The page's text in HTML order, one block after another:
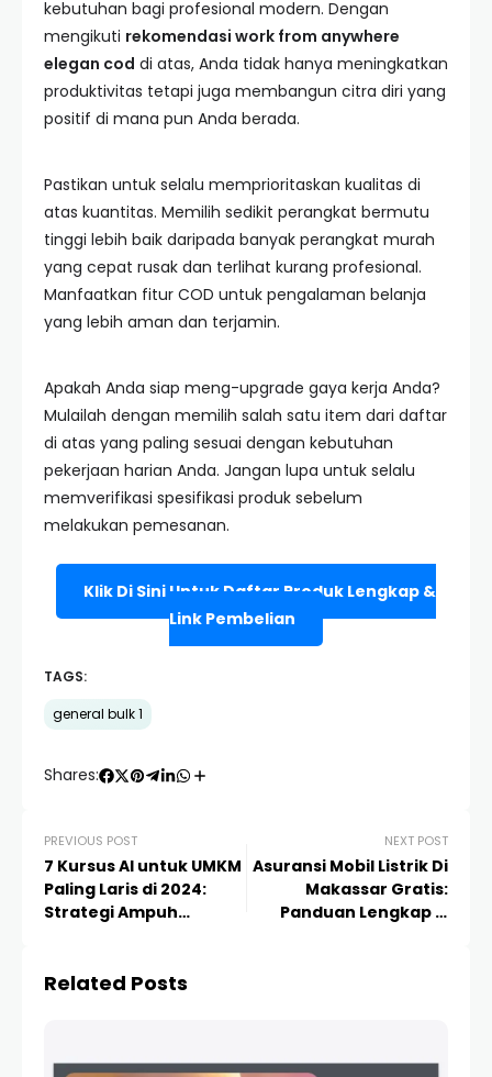
kebutuhan bagi profesional modern. Dengan
mengikuti rekomendasi work from anywhere
elegan cod di atas, Anda tidak hanya meningkatkan
produktivitas tetapi juga membangun citra diri yang
positif di mana pun Anda berada.
Pastikan untuk selalu memprioritaskan kualitas di
atas kuantitas. Memilih sedikit perangkat bermutu
tinggi lebih baik daripada banyak perangkat murah
yang cepat rusak dan terlihat kurang profesional.
Manfaatkan fitur COD untuk pengalaman belanja
yang lebih aman dan terjamin.
Apakah Anda siap meng-upgrade gaya kerja Anda?
Mulailah dengan memilih salah satu item dari daftar
di atas yang paling sesuai dengan kebutuhan
pekerjaan harian Anda. Jangan lupa untuk selalu
memverifikasi spesifikasi produk sebelum
melakukan pemesanan.
Klik Di Sini Untuk Daftar Produk Lengkap &
Link Pembelian
TAGS:
general bulk 1
Shares:
PREVIOUS POST
7 Kursus AI untuk UMKM
Paling Laris di 2024:
Strategi Ampuh
NEXT POST
Asuransi Mobil Listrik Di
Makassar Gratis:
Panduan Lengkap &
Related Posts